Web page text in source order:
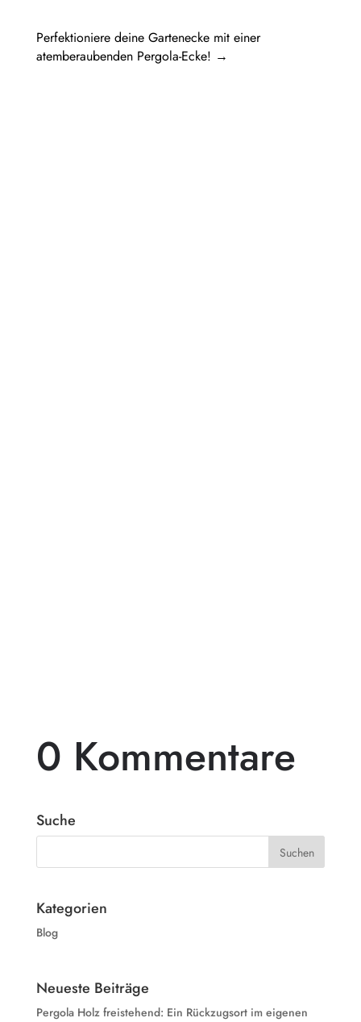
Perfektioniere deine Gartenecke mit einer
atemberaubenden Pergola-Ecke! →
0 Kommentare
Suche
Kategorien
Blog
Neueste Beiträge
Pergola Holz freistehend: Ein Rückzugsort im eigenen